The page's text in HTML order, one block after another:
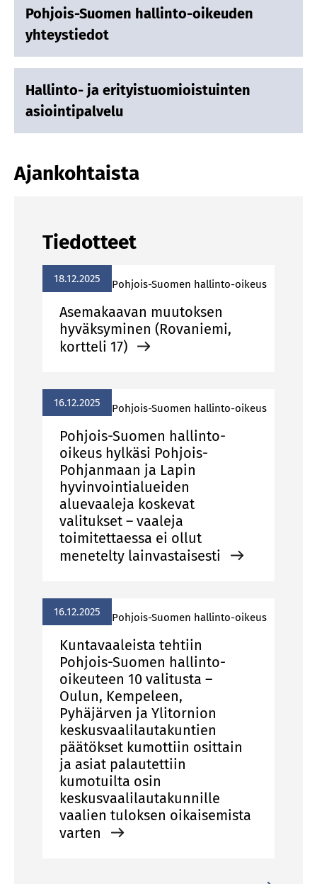
Pohjois-Suomen hallinto-oikeuden
yhteystiedot
Hallinto- ja erityistuomioistuinten
asiointipalvelu
Ajankohtaista
Tiedotteet
18.12.2025 Pohjois-Suomen hallinto-oikeus
Asemakaavan muutoksen
hyväksyminen (Rovaniemi,
kortteli 17)
16.12.2025 Pohjois-Suomen hallinto-oikeus
Pohjois-Suomen hallinto-
oikeus hylkäsi Pohjois-
Pohjanmaan ja Lapin
hyvinvointialueiden
aluevaaleja koskevat
valitukset – vaaleja
toimitettaessa ei ollut
menetelty lainvastaisesti
16.12.2025 Pohjois-Suomen hallinto-oikeus
Kuntavaaleista tehtiin
Pohjois-Suomen hallinto-
oikeuteen 10 valitusta –
Oulun, Kempeleen,
Pyhäjärven ja Ylitornion
keskusvaalilautakuntien
päätökset kumottiin osittain
ja asiat palautettiin
kumotuilta osin
keskusvaalilautakunnille
vaalien tuloksen oikaisemista
varten